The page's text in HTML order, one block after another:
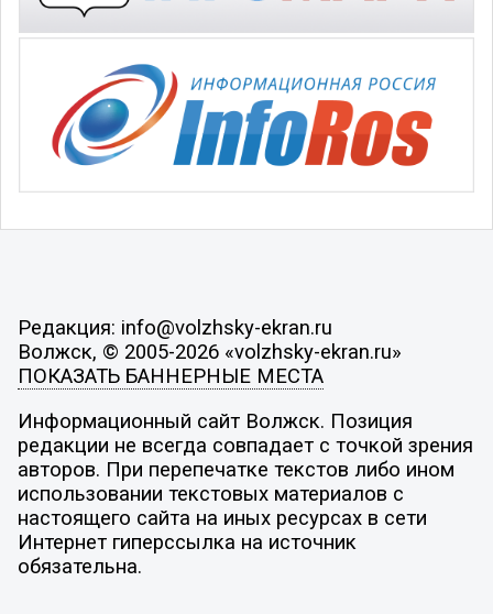
Редакция: info@volzhsky-ekran.ru
Волжск, © 2005-2026 «volzhsky-ekran.ru»
ПОКАЗАТЬ БАННЕРНЫЕ МЕСТА
Информационный сайт Волжск. Позиция
редакции не всегда совпадает с точкой зрения
авторов. При перепечатке текстов либо ином
использовании текстовых материалов с
настоящего сайта на иных ресурсах в сети
Интернет гиперссылка на источник
обязательна.